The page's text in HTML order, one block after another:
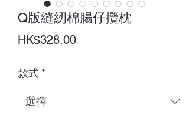
Q版縫紉棉腸仔攬枕
HK$328.00價
款式 *